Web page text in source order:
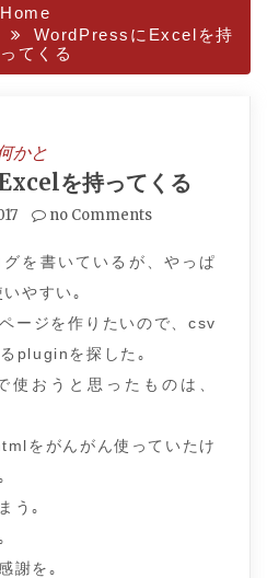
Home
WordPressにExcelを持
ってくる
かと
を持ってくる
no Comments
を書いているが、やっぱ
やすい｡
ージを作りたいので、csv
pluginを探した｡
使おうと思ったものは、
をがんがん使っていたけ
う｡
謝を｡